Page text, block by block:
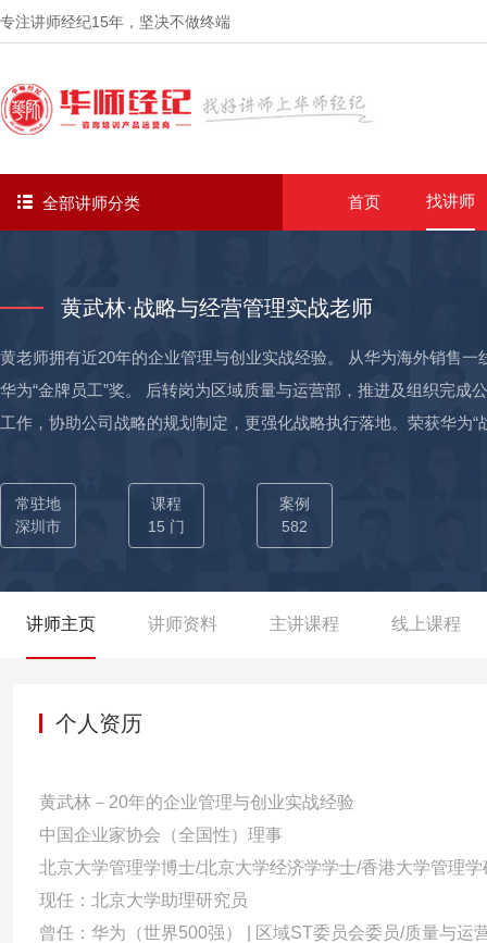
专注讲师经纪15年 ，坚决不做终端
全部讲师分类 首页 找讲师
黄武林·战略与经营管理实战老师
黄老师拥有近20年的企业管理与创业实战经验。 从华为海外销售
华为“金牌员工”奖。 后转岗为区域质量与运营部，推进及组织完
工作，协助公司战略的规划制定，更强化战略执行落地。荣获华为
中同时投身于专业的咨询、培训事业，励志帮助更多的创业企业快
安等近300家企业的战略、运营、市场、人事等人员进行培训，学
NLP、教练技术等与自己的实践相结合，针对国内企业的实际情况
的影响，并自发的改变。
常驻地
深圳市
课程
15 门
案例
582
讲师主页 讲师资料 主讲课程 线上课程
个人资历
黄武林－20年的企业管理与创业实战经验
中国企业家协会（全国性）理事
北京大学管理学博士/北京大学经济学学士/香港大学管理学
现任：北京大学助理研究员
曾任：华为（世界500强） | 区域ST委员会委员/质量与运